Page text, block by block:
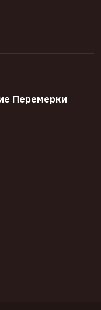
Перемерки